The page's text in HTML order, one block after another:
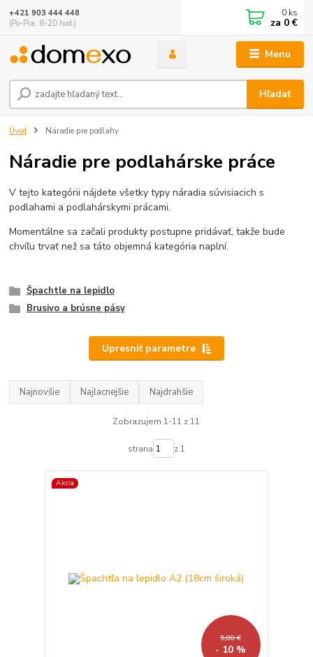
Menu
Hľadať
+421 903 444 448
(Po-Pia, 8-20 hod.)
0 ks
za 0 €
Úvod Náradie pre podlahy
Náradie pre podlahárske práce
V tejto kategórii nájdete všetky typy náradia súvisiacich s
podlahami a podlahárskymi prácami.
Momentálne sa začali produkty postupne pridávať, takže bude
chvíľu trvať než sa táto objemná kategória naplní.
Špachtle na lepidlo
Brusivo a brúsne pásy
Upresniť parametre
Najnovšie Najlacnejšie Najdrahšie
Zobrazujem 1-11 z 11
strana z 1
Akcia
5,80 €
- 10 %